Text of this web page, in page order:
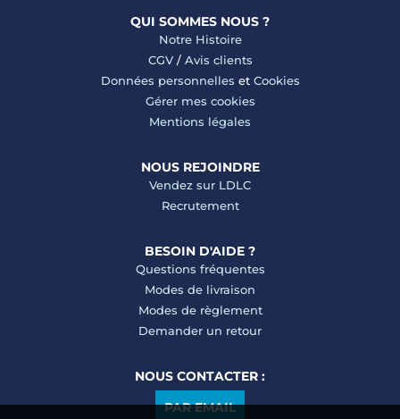
QUI SOMMES NOUS ?
Notre Histoire
CGV/ Avis clients
Données personnelles et Cookies
Gérer mes cookies
Mentions légales
NOUS REJOINDRE
Vendez sur LDLC
Recrutement
BESOIN D'AIDE ?
Questions fréquentes
Modes de livraison
Modes de règlement
Demander un retour
NOUS CONTACTER :
PAR EMAIL